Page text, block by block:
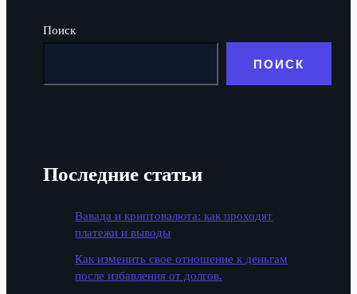
Поиск
ПОИСК
Последние статьи
Вавада и криптовалюта: как проходят
платежи и выводы
Как изменить свое отношение к деньгам
после избавления от долгов.